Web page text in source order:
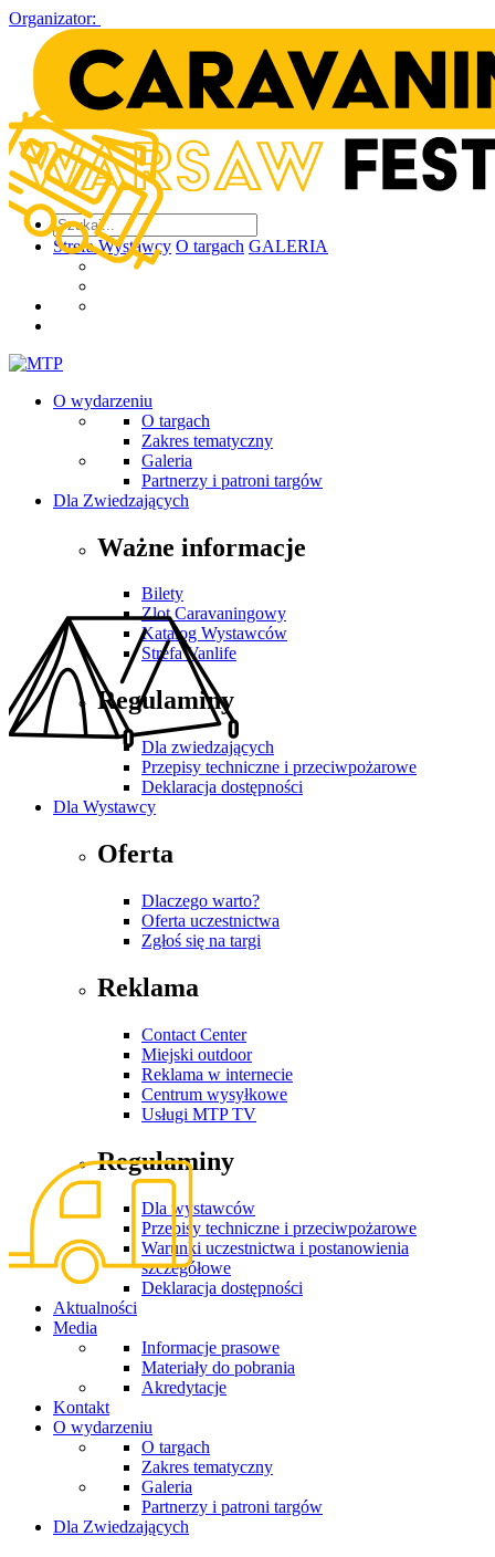
Organizator:
Strefa Wystawcy O targach GALERIA
O wydarzeniu
O targach
Zakres tematyczny
Galeria
Partnerzy i patroni targów
Dla Zwiedzających
Ważne informacje
Bilety
Zlot Caravaningowy
Katalog Wystawców
Strefa Vanlife
Regulaminy
Dla zwiedzających
Przepisy techniczne i przeciwpożarowe
Deklaracja dostępności
Dla Wystawcy
Oferta
Dlaczego warto?
Oferta uczestnictwa
Zgłoś się na targi
Reklama
Contact Center
Miejski outdoor
Reklama w internecie
Centrum wysyłkowe
Usługi MTP TV
Regulaminy
Dla wystawców
Przepisy techniczne i przeciwpożarowe
Warunki uczestnictwa i postanowienia
szczegółowe
Deklaracja dostępności
Aktualności
Media
Informacje prasowe
Materiały do pobrania
Akredytacje
Kontakt
O wydarzeniu
O targach
Zakres tematyczny
Galeria
Partnerzy i patroni targów
Dla Zwiedzających